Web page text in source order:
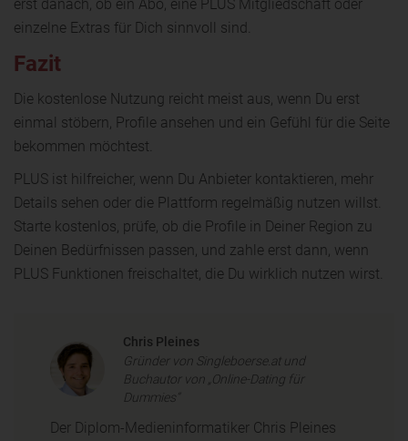
erst danach, ob ein Abo, eine PLUS Mitgliedschaft oder
einzelne Extras für Dich sinnvoll sind.
Fazit
Die kostenlose Nutzung reicht meist aus, wenn Du erst
einmal stöbern, Profile ansehen und ein Gefühl für die Seite
bekommen möchtest.
PLUS ist hilfreicher, wenn Du Anbieter kontaktieren, mehr
Details sehen oder die Plattform regelmäßig nutzen willst.
Starte kostenlos, prüfe, ob die Profile in Deiner Region zu
Deinen Bedürfnissen passen, und zahle erst dann, wenn
PLUS Funktionen freischaltet, die Du wirklich nutzen wirst.
Chris Pleines
Gründer von Singleboerse.at und
Buchautor von „Online-Dating für
Dummies“
Der Diplom-Medieninformatiker Chris Pleines